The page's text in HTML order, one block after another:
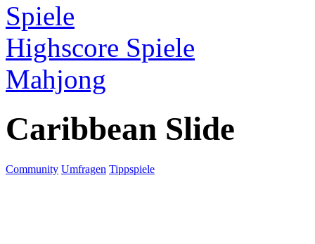
Spiele
Highscore Spiele
Mahjong
Caribbean Slide
Community Umfragen Tippspiele